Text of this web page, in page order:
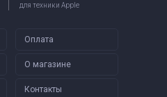
для техники Apple
Оплата
О магазине
Контакты